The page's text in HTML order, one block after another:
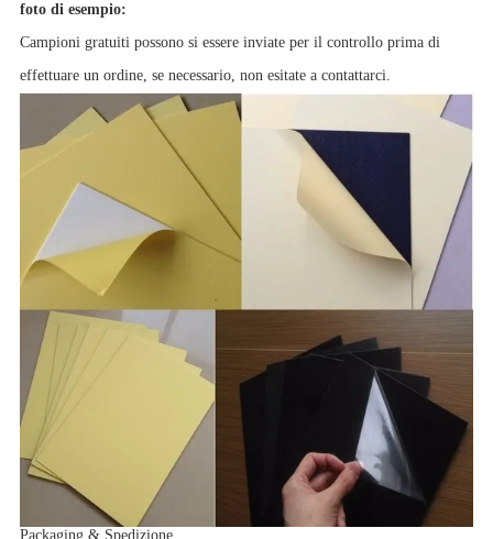
foto di esempio:
Campioni gratuiti possono si essere inviate per il controllo prima di
effettuare un ordine, se necessario, non esitate a contattarci.
Packaging & Spedizione